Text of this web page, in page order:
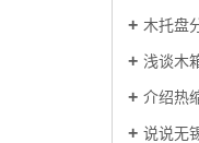
木托盘
浅谈木
介绍热
说说无